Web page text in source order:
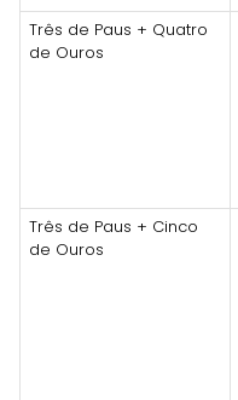
Três de Paus + Quatro
de Ouros
Três de Paus + Cinco
de Ouros